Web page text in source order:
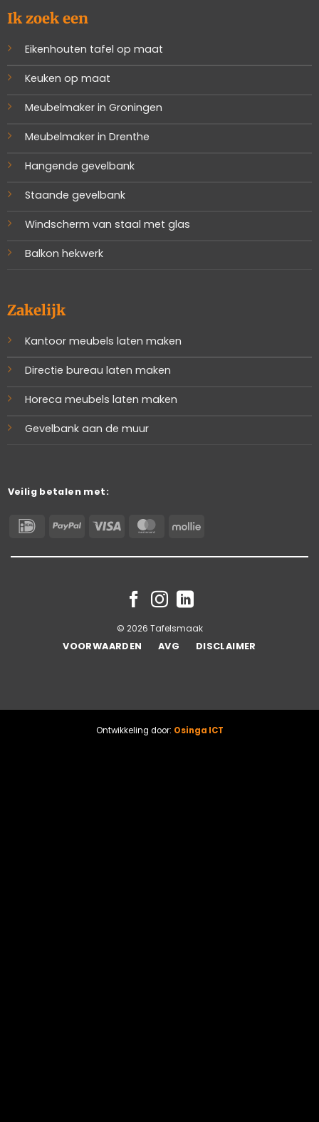
Ik zoek een
Eikenhouten tafel op maat
Keuken op maat
Meubelmaker in Groningen
Meubelmaker in Drenthe
Hangende gevelbank
Staande gevelbank
Windscherm van staal met glas
Balkon hekwerk
Zakelijk
Kantoor meubels laten maken
Directie bureau laten maken
Horeca meubels laten maken
Gevelbank aan de muur
Veilig betalen met:
IDeal PayPalVisa MasterCard
Mollie
© 2026 Tafelsmaak
VOORWAARDEN
AVG DISCLAIMER
Ontwikkeling door: Osinga ICT